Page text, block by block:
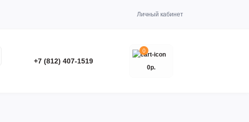
Личный кабинет
+7 (812) 407-1519
0
0р.